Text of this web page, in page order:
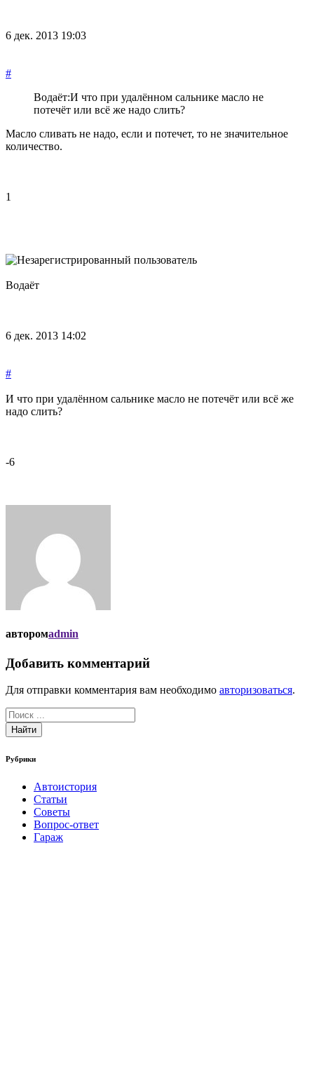
6 дек. 2013 19:03
#
Водаёт:И что при удалённом сальнике масло не
потечёт или всё же надо слить?
Масло сливать не надо, если и потечет, то не значительное
количество.
1
Водаёт
6 дек. 2013 14:02
#
И что при удалённом сальнике масло не потечёт или всё же
надо слить?
-6
авторомadmin
Добавить комментарий
Для отправки комментария вам необходимо авторизоваться.
Найти
Рубрики
Автоистория
Статьи
Советы
Вопрос-ответ
Гараж